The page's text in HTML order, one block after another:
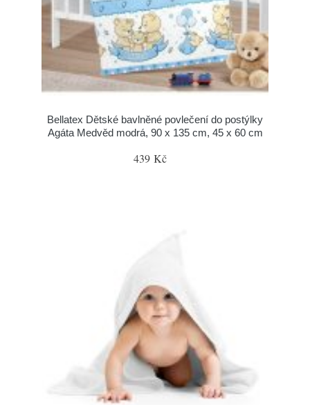
Bellatex Dětské bavlněné povlečení do postýlky
Agáta Medvěd modrá, 90 x 135 cm, 45 x 60 cm
439 Kč